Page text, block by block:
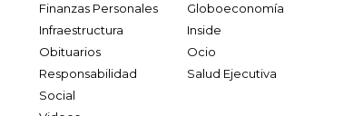
Finanzas Personales
Globoeconomía
Infraestructura
Inside
Obituarios
Ocio
Responsabilidad
Social
Salud Ejecutiva